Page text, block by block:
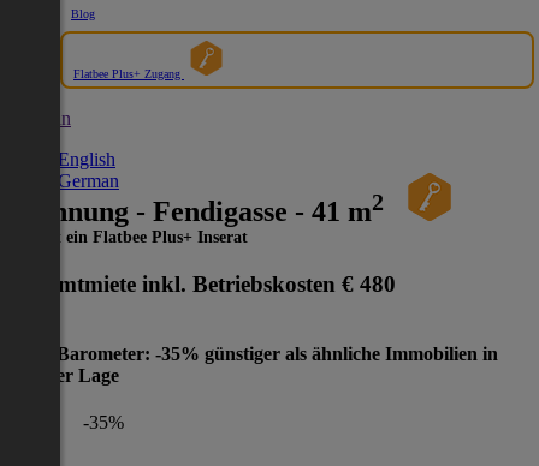
Blog
Flatbee Plus+ Zugang
German
English
German
Wohnung - Fendigasse - 41 m2
Dies ist ein Flatbee Plus+ Inserat
Gesamtmiete inkl. Betriebskosten € 480
Preis-Barometer: -35% günstiger als ähnliche Immobilien in
gleicher Lage
-35%